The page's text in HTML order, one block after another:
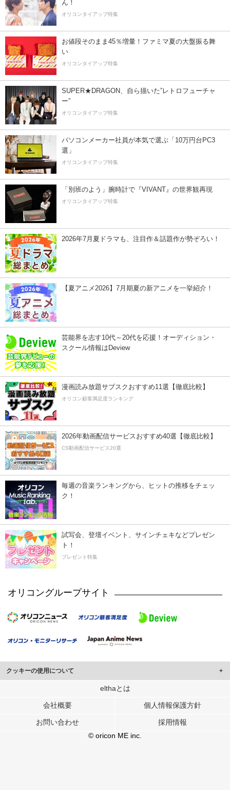
ん！
オリコンタイアップ特集
お値段そのまま45％増量！ファミマ夏の大盤振る舞
い
オリコンタイアップ特集
SUPER★DRAGON、自ら描いた”レトロフューチャ
ー”
オリコンタイアップ特集
パソコンメーカー社員が本気で選ぶ「10万円台PC3
選」
オリコンタイアップ特集
「別班のよう」腕時計で『VIVANT』の世界観再現
オリコンタイアップ特集
2026年7月夏ドラマも、注目作＆話題作が勢ぞろい！
【夏アニメ2026】7月期夏の新アニメを一挙紹介！
芸能界を志す10代～20代を応援！オーディション・
スクール情報はDeview
漫画読み放題サブスクおすすめ11選【徹底比較】
オリコン顧客満足度ランキング
2026年動画配信サービスおすすめ40選【徹底比較】
CS動画配信サービス20選
毎週の音楽ランキングから、ヒットの推移をチェッ
ク！
試写会、登壇イベント、サインチェキなどプレゼン
ト！
プレゼント特集
オリコングループサイト
クッキーの使用について
このサイトでは Cookie を使用して、ユーザーに合わせたコンテンツや広告の
行っています。
メディアや広告配信、データ解析の各パートナーに提供しています。
各パートナーは、この情報とユーザーが各パートナーに提供した他の情報や、
ユーザーが各パートナーのサービスを使用したときに収集した他の情報を組み
elthaとは
会社概要 個人情報保護方針
お問い合わせ
採用情報
© oricon ME inc.